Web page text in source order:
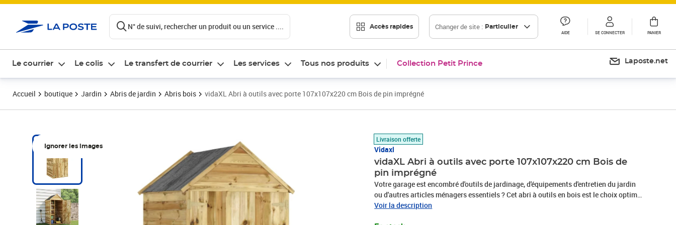
N° de suivi, rechercher un produit ou un service .... Accès rapides Changer de site : Particulier
AIDE SE CONNECTER PANIER
Le courrier Le colis Le transfert de courrier Les services Tous nos produits Collection Petit Prince Laposte.net
Accueil boutique Jardin Abris de jardin Abris bois vidaXL Abri à outils avec porte 107x107x220 cm Bois de pin imprégné
Ignorer les images
Livraison offerte
Vidaxl
vidaXL Abri à outils avec porte 107x107x220 cm Bois de
pin imprégné
Votre garage est encombré d'outils de jardinage, d'équipements d'entretien du jardin
ou d'autres articles ménagers essentiels ? Cet abri à outils en bois est le choix optimal
pour vous. Construit avec du bois de pin imprégné de qualité, cet abri est
Voir la description
Prix 376,29€